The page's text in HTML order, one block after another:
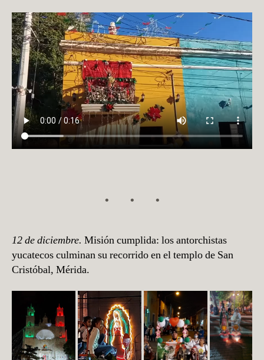
12 de diciembre. Misión cumplida: los antorchistas
yucatecos culminan su recorrido en el templo de San
Cristóbal, Mérida.